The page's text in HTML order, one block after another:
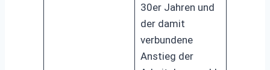
30er Jahren und
der damit
verbundene
Anstieg der